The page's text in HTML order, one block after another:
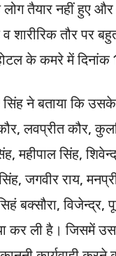
तैयार नहीं हुए
शारीरिक तौर पर
के कमरे में दिनांक
सिंह ने बताया कि
लवप्रीत कौर,
महीपाल सिंह,
जगवीर राय,
बक्सौरा,
कर ली है। जिसमें